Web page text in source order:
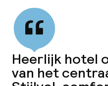
Heerlijk hotel
van het